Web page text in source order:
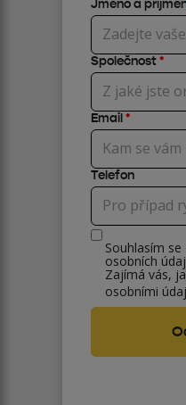
Jméno a
Společnost*
Email*
Telefon
Souhlasím
osobních
Zajímá vás,
osobními